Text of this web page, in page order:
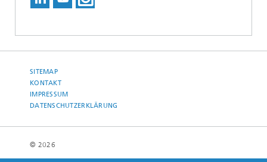
SITEMAP
KONTAKT
IMPRESSUM
DATENSCHUTZERKLÄRUNG
© 2026